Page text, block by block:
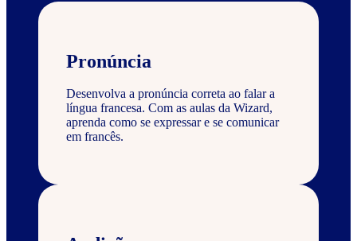
Pronúncia
Desenvolva a pronúncia correta ao falar a
língua francesa. Com as aulas da Wizard,
aprenda como se expressar e se comunicar
em francês.